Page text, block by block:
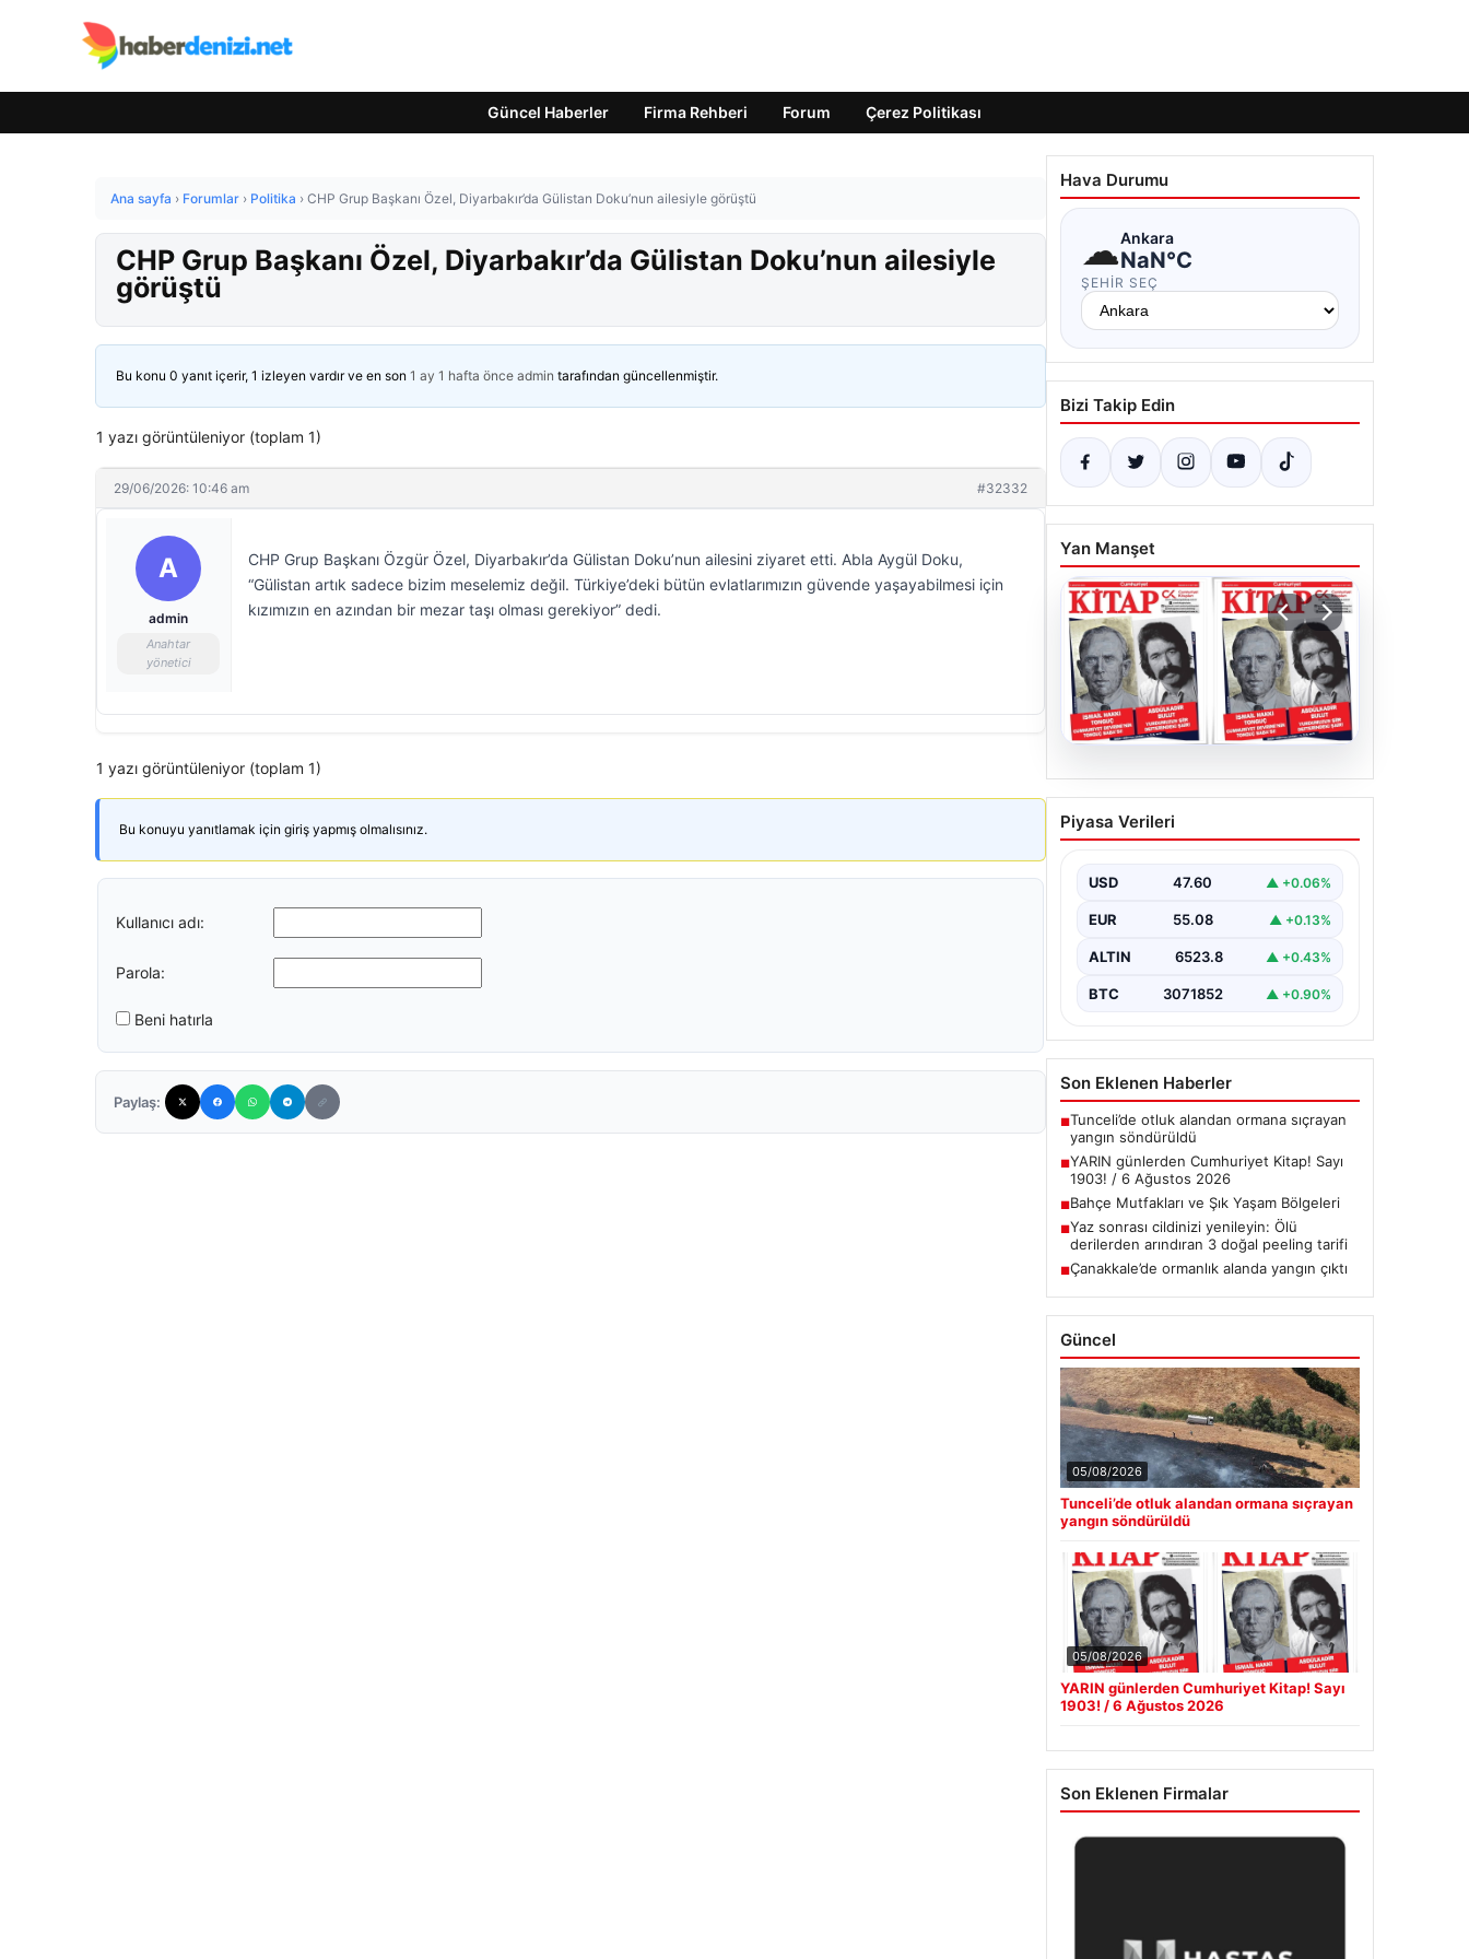
Güncel Haberler Firma Rehberi Forum Çerez Politikası
Ana sayfa › Forumlar › Politika › CHP Grup Başkanı Özel, Diyarbakır’da Gülistan Doku’nun ailesiyle görüştü
CHP Grup Başkanı Özel, Diyarbakır’da Gülistan Doku’nun ailesiyle
görüştü
Bu konu 0 yanıt içerir, 1 izleyen vardır ve en son 1 ay 1 hafta önce admin tarafından güncellenmiştir.
1 yazı görüntüleniyor (toplam 1)
29/06/2026: 10:46 am #32332
A
admin
Anahtar
yönetici
CHP Grup Başkanı Özgür Özel, Diyarbakır’da Gülistan Doku’nun ailesini ziyaret etti. Abla Aygül Doku,
“Gülistan artık sadece bizim meselemiz değil. Türkiye’deki bütün evlatlarımızın güvende yaşayabilmesi için
kızımızın en azından bir mezar taşı olması gerekiyor” dedi.
1 yazı görüntüleniyor (toplam 1)
Bu konuyu yanıtlamak için giriş yapmış olmalısınız.
Kullanıcı adı:
Parola:
Beni hatırla
Paylaş:
Hava Durumu
☁Ankara
NaN°C
ŞEHIR SEÇ
Bizi Takip Edin
Yan Manşet
05.08.2026
YARIN günlerden
Cumhuriyet Kitap! Sayı
Piyasa Verileri
USD 47.60 ▲ +0.06%
EUR 55.08 ▲ +0.13%
ALTIN 6523.8 ▲ +0.43%
BTC 3071852 ▲ +0.90%
Son Eklenen Haberler
■Tunceli’de otluk alandan ormana sıçrayan
yangın söndürüldü
■YARIN günlerden Cumhuriyet Kitap! Sayı
1903! / 6 Ağustos 2026
■Bahçe Mutfakları ve Şık Yaşam Bölgeleri
■Yaz sonrası cildinizi yenileyin: Ölü
derilerden arındıran 3 doğal peeling tarifi
■Çanakkale’de ormanlık alanda yangın çıktı
Güncel
05/08/2026
Tunceli’de otluk alandan ormana sıçrayan
yangın söndürüldü
05/08/2026
YARIN günlerden Cumhuriyet Kitap! Sayı
1903! / 6 Ağustos 2026
Son Eklenen Firmalar